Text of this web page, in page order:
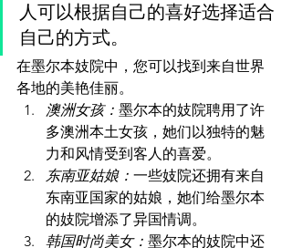
人可以根据自己的喜好选择适合
自己的方式。
在墨尔本妓院中，您可以找到来自世界
各地的美艳佳丽。
澳洲女孩： 墨尔本的妓院聘用了许
多澳洲本土女孩，她们以独特的魅
力和风情受到客人的喜爱。
东南亚姑娘： 一些妓院还拥有来自
东南亚国家的姑娘，她们给墨尔本
的妓院增添了异国情调。
韩国时尚美女： 墨尔本的妓院中还